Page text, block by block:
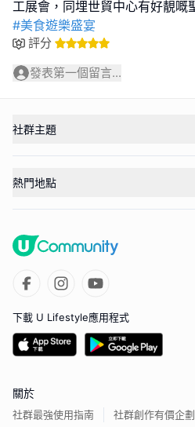
#美食遊樂盛宴
評分
發表第一個留言...
社群主題
熱門地點
下載 U Lifestyle應用程式
關於
社群最強使用指南 社群創作有價企劃